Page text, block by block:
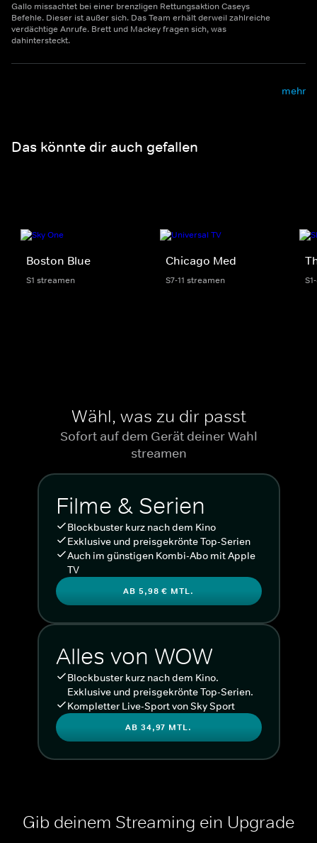
Gallo missachtet bei einer brenzligen Rettungsaktion Caseys
Befehle. Dieser ist außer sich. Das Team erhält derweil zahlreiche
verdächtige Anrufe. Brett und Mackey fragen sich, was
dahintersteckt.
mehr
Das könnte dir auch gefallen
Boston Blue
S1 streamen
Chicago Med
S7-11 streamen
Wähl, was zu dir passt
Sofort auf dem Gerät deiner Wahl
streamen
Filme & Serien
Blockbuster kurz nach dem Kino
Exklusive und preisgekrönte Top-Serien
Auch im günstigen Kombi-Abo mit Apple
TV
AB 5,98 € MTL.
Alles von WOW
Blockbuster kurz nach dem Kino.
Exklusive und preisgekrönte Top-Serien.
Kompletter Live-Sport von Sky Sport
AB 34,97 MTL.
Gib deinem Streaming ein Upgrade